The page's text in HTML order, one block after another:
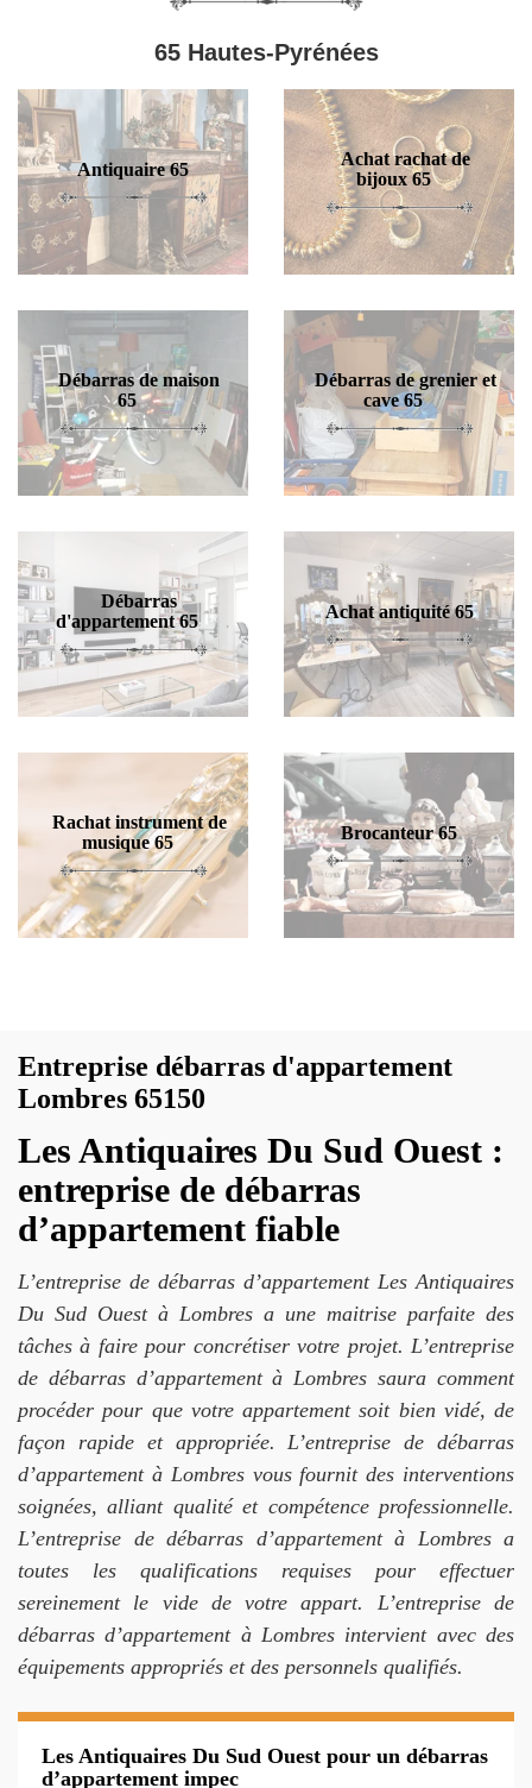
65 Hautes-Pyrénées
Antiquaire 65
Achat rachat de
bijoux 65
Débarras de maison
65
Débarras de grenier et
cave 65
Débarras
d'appartement 65
Achat antiquité 65
Rachat instrument de
musique 65
Brocanteur 65
Entreprise débarras d'appartement
Lombres 65150
Les Antiquaires Du Sud Ouest :
entreprise de débarras
d’appartement fiable
L’entreprise de débarras d’appartement Les Antiquaires
Du Sud Ouest à Lombres a une maitrise parfaite des
tâches à faire pour concrétiser votre projet. L’entreprise
de débarras d’appartement à Lombres saura comment
procéder pour que votre appartement soit bien vidé, de
façon rapide et appropriée. L’entreprise de débarras
d’appartement à Lombres vous fournit des interventions
soignées, alliant qualité et compétence professionnelle.
L’entreprise de débarras d’appartement à Lombres a
toutes les qualifications requises pour effectuer
sereinement le vide de votre appart. L’entreprise de
débarras d’appartement à Lombres intervient avec des
équipements appropriés et des personnels qualifiés.
Les Antiquaires Du Sud Ouest pour un débarras
d’appartement impec